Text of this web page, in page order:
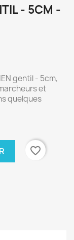
- 5CM -
gentil - 5cm,
et
quelques
favorite_border